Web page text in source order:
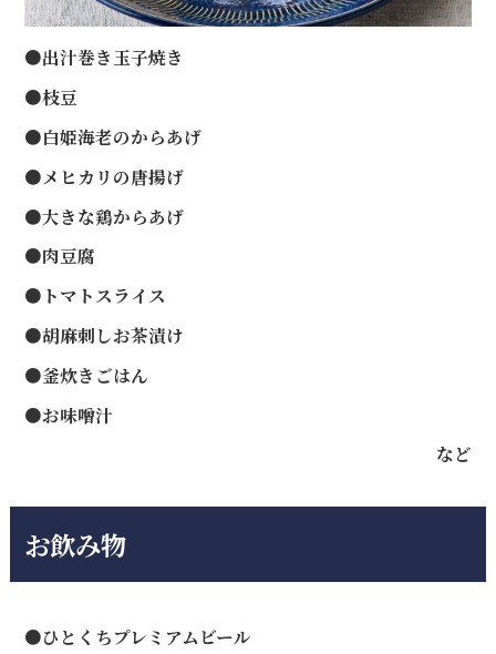
●出汁巻き玉子焼き
●枝豆
●白姫海老のからあげ
●メヒカリの唐揚げ
●大きな鶏からあげ
●肉豆腐
●トマトスライス
●胡麻刺しお茶漬け
●釜炊きごはん
●お味噌汁
など
お飲み物
●ひとくちプレミアムビール